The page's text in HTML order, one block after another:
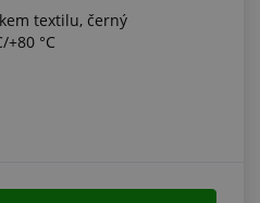
textilu, černý
°C